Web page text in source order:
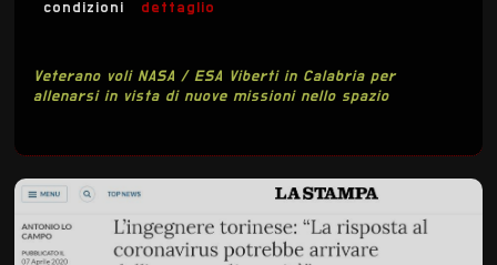
condizioni dettaglio
Veterano voli NASA / ESA Viberti in Calabria per
allenarsi in vista di nuove missioni nello spazio